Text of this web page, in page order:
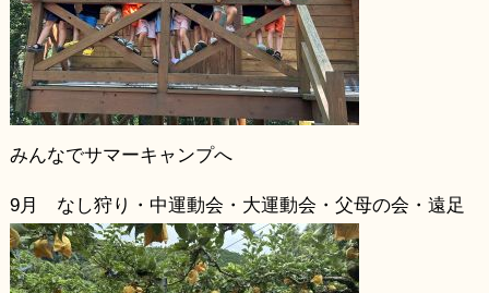
みんなでサマーキャンプへ
9月 なし狩り・中運動会・大運動会・父母の会・遠足